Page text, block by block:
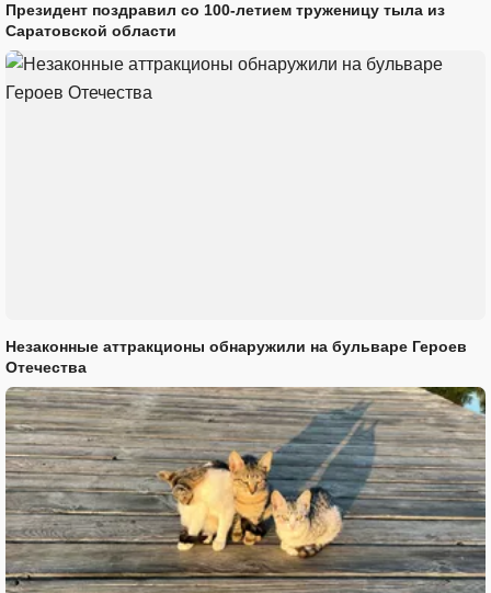
Президент поздравил со 100-летием труженицу тыла из
Саратовской области
Незаконные аттракционы обнаружили на бульваре Героев
Отечества